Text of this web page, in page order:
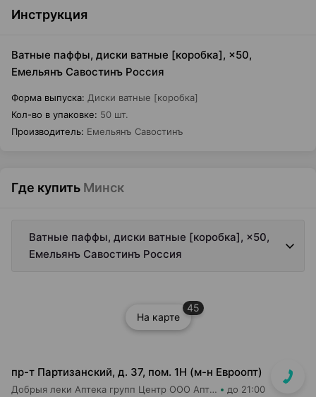
Инструкция
Ватные паффы, диски ватные [коробка], ×50,
Емельянъ Савостинъ Россия
Форма выпуска: Диски ватные [коробка]
Кол-во в упаковке: 50 шт.
Производитель: Емельянъ Савостинъ
Где купить Минск
Ватные паффы, диски ватные [коробка], ×50,
Емельянъ Савостинъ Россия
На карте
45
пр-т Партизанский, д. 37, пом. 1Н (м-н Евроопт)
Добрыя леки Аптека групп Центр ООО Аптека №73 до 21:00